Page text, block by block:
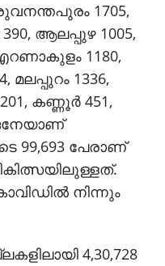
1705,
ആലപ്പുഴ 1005,
1180,
മലപ്പുറം 1336,
കണ്ണൂര്‍ 451,
പേരാണ്
നിന്നും
4,30,728